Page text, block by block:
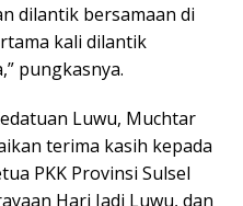
dilantik bersamaan di
kali dilantik
pungkasnya.
Luwu, Muchtar
terima kasih kepada
PKK Provinsi Sulsel
Hari Jadi Luwu, dan